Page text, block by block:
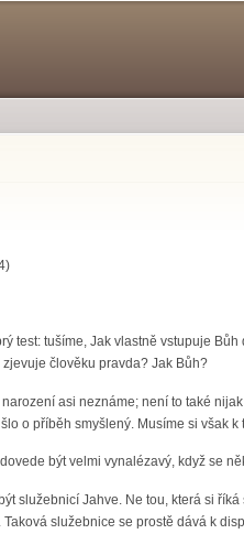
test: tušíme, Jak vlastně vstupuje
člověku pravda? Jak Bůh?
asi neznáme; není to také
o příběh smyšlený. Musíme si však
být velmi vynalézavý, když se
služebnicí Jahve. Ne tou, která si
služebnice se prostě dává k